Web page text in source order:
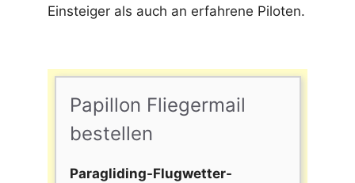
Einsteiger als auch an erfahrene Piloten.
Papillon Fliegermail
bestellen
Paragliding-Flugwetter-